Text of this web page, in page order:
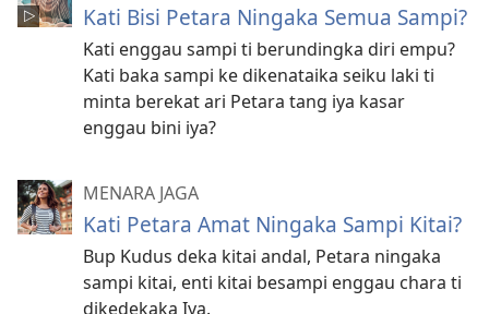
Kati Bisi Petara Ningaka Semua Sampi?
Kati enggau sampi ti berundingka diri empu?
Kati baka sampi ke dikenataika seiku laki ti
minta berekat ari Petara tang iya kasar
enggau bini iya?
MENARA JAGA
Kati Petara Amat Ningaka Sampi Kitai?
Bup Kudus deka kitai andal, Petara ningaka
sampi kitai, enti kitai besampi enggau chara ti
dikedekaka Iya.